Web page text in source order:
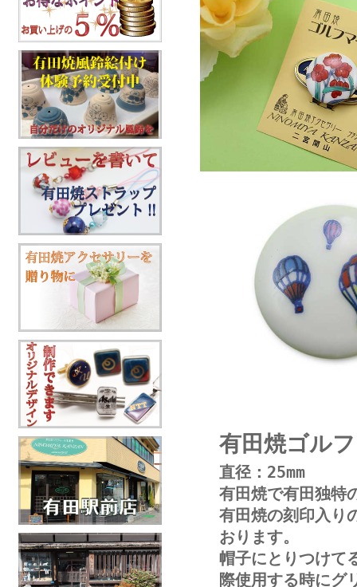
有田焼ゴル
直径：25mm
有田焼で有田独特
有田焼の刻印入り
おります。
帽子にとりつけて
際使用する時にグ